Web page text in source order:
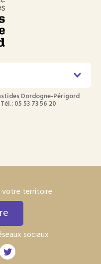
Dordogne-Périgord
05 53 73 56 20
votre territoire
sociaux